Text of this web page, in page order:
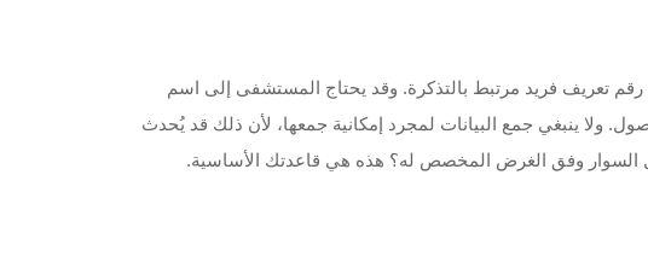
تعريف فريد مرتبط بالتذكرة. وقد يحتاج المستشفى إلى اسم
ولا ينبغي جمع البيانات لمجرد إمكانية جمعها، لأن ذلك قد يُحدث
السوار وفق الغرض المخصص له؟ هذه هي قاعدتك الأساسية.